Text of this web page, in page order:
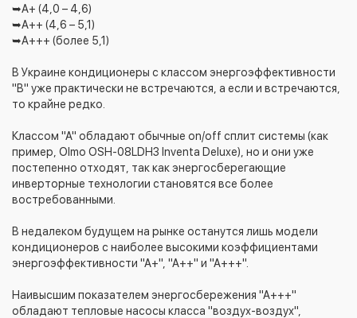
➥А+ (4,0 – 4,6)
➥А++ (4,6 – 5,1)
➥A+++ (более 5,1)
В Украине кондиционеры с классом энергоэффективности
"B" уже практически не встречаются, а если и встречаются,
то крайне редко.
Классом "А" обладают обычные on/off сплит системы (как
пример, Olmo OSH-08LDH3 Inventa Deluxe), но и они уже
постепенно отходят, так как энергосберегающие
инверторные технологии становятся все более
востребованными.
В недалеком будущем на рынке останутся лишь модели
кондиционеров с наиболее высокими коэффициентами
энергоэффективности "А+", "А++" и "А+++".
Наивысшим показателем энергосбережения "А+++"
обладают тепловые насосы класса "воздух-воздух",